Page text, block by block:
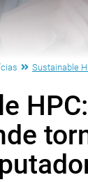
Sustainable